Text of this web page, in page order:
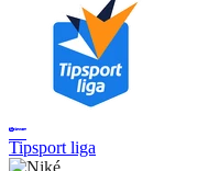
Tipsport liga